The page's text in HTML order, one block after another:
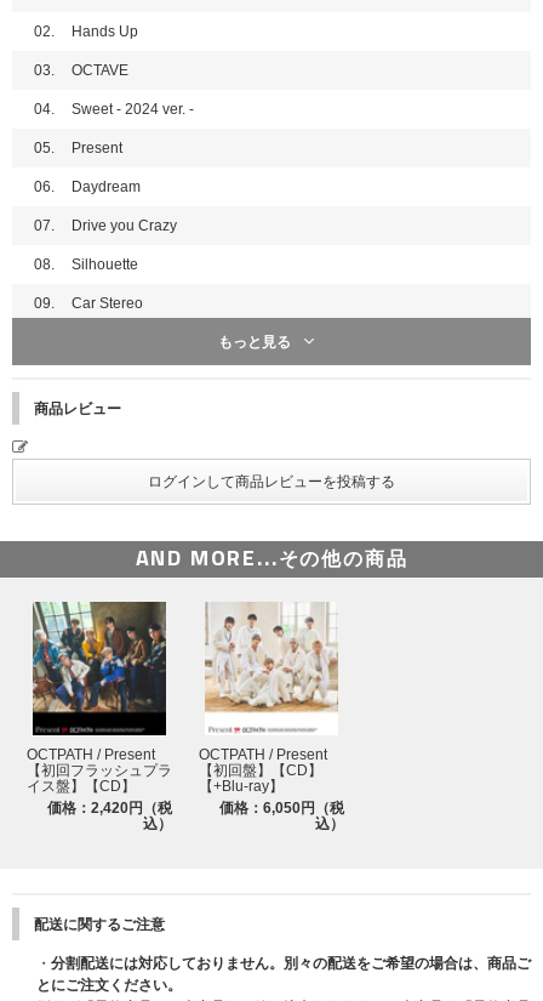
02. Hands Up
03. OCTAVE
04. Sweet - 2024 ver. -
05. Present
06. Daydream
07. Drive you Crazy
08. Silhouette
09. Car Stereo
もっと見る
商品レビュー
AND MORE...その他の商品
OCTPATH / Present
【初回フラッシュプラ
イス盤】【CD】
価格：2,420円（税
込）
OCTPATH / Present
【初回盤】【CD】
【+Blu-ray】
価格：6,050円（税
込）
配送に関するご注意
・ 分割配送には対応しておりません。別々の配送をご希望の場合は、商品ご
とにご注文ください。